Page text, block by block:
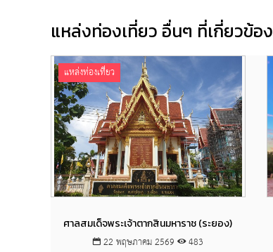
แหล่งท่องเที่ยว อื่นๆ ที่เกี่ยวข้อง
แหล่งท่องเที่ยว
ศาลสมเด็จพระเจ้าตากสินมหาราช (ระยอง)
22 พฤษภาคม 2569 483